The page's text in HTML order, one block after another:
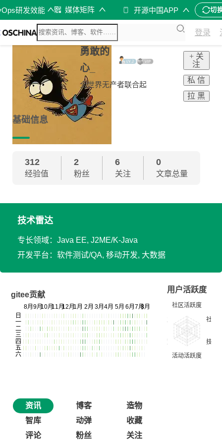
研发效能 媒体矩阵 开源中国APP 切
登录
勇敢的
心_
全世界无产者联合起
来
+ 关
注
私 信
拉 黑
基础信息
312
经验值
2
粉丝
6
关注
0
文章总量
技术雷达
专长领域：Java EE, J2ME/K-Java
开发平台：软件测试/QA, 移动开发, 大数据
gitee贡献
用户活跃度
资讯 博客
造物
智库
动弹
收藏
评论
粉丝 关注